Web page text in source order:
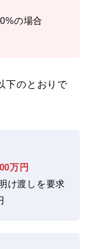
の場合
下のとおりで
万円
け渡しを要求